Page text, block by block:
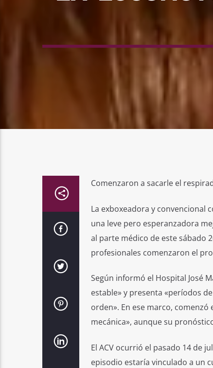
Comenzaron a sacarle el
La exboxeadora y convencional
una leve pero esperanzadora
al parte médico de este sábado
profesionales comenzaron el
Según informó el Hospital José
estable» y presenta «períodos
orden». En ese marco,
mecánica», aunque su
El ACV ocurrió el pasado 14 de
episodio estaría vinculado a un